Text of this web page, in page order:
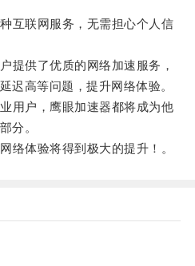
联网服务，无需担心个人信
供了优质的网络加速服务，
迟高等问题，提升网络体验。
户，鹰眼加速器都将成为他
分。
体验将得到极大的提升！。